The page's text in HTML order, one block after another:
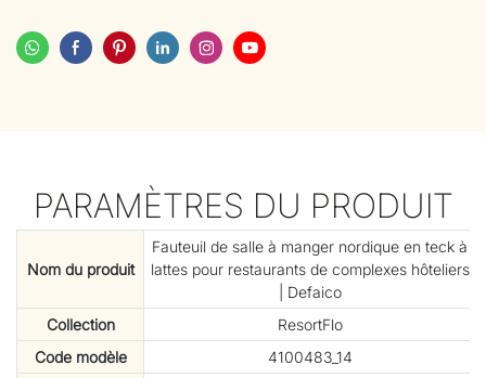
PARAMÈTRES DU PRODUIT
Nom du produit
Fauteuil de salle à manger nordique en teck à
lattes pour restaurants de complexes hôteliers
| Defaico
Collection
ResortFlo
Code modèle
4100483_14